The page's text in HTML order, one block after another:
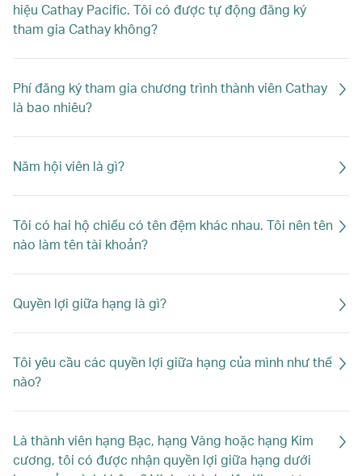
hiệu Cathay Pacific. Tôi có được tự động đăng ký
tham gia Cathay không?
Phí đăng ký tham gia chương trình thành viên Cathay
là bao nhiêu?
Năm hội viên là gì?
Tôi có hai hộ chiếu có tên đệm khác nhau. Tôi nên tên
nào làm tên tài khoản?
Quyền lợi giữa hạng là gì?
Tôi yêu cầu các quyền lợi giữa hạng của mình như thế
nào?
Là thành viên hạng Bạc, hạng Vàng hoặc hạng Kim
cương, tôi có được nhận quyền lợi giữa hạng dưới